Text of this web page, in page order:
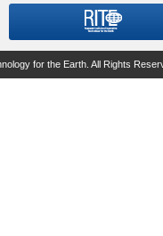
for the Earth. All Rights